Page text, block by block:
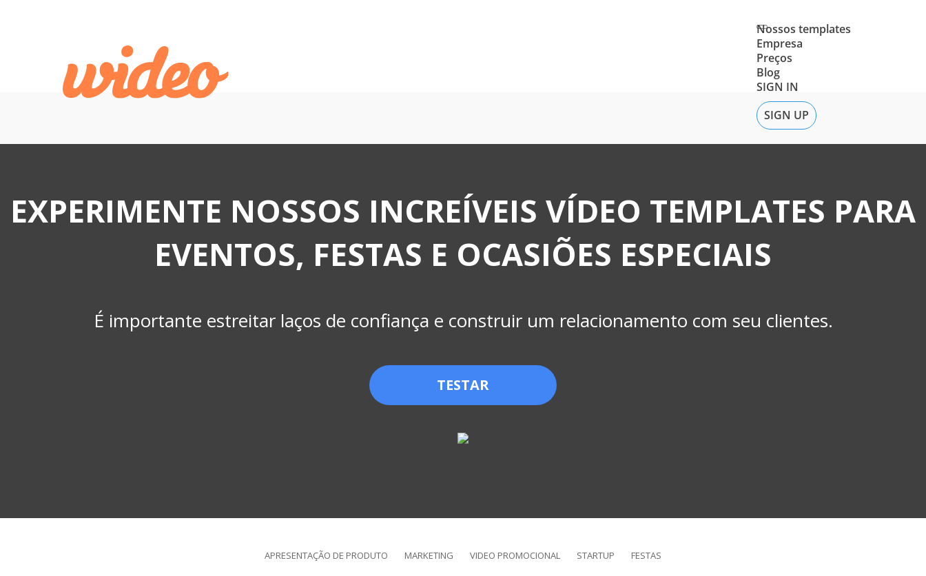
Nossos templates
Empresa
Preços
Blog
SIGN IN
SIGN UP
EXPERIMENTE NOSSOS INCREÍVEIS VÍDEO TEMPLATES PARA
EVENTOS, FESTAS E OCASIÕES ESPECIAIS
É importante estreitar laços de confiança e construir um relacionamento com seu clientes.
TESTAR
APRESENTAÇÃO DE PRODUTO MARKETING VIDEO PROMOCIONAL STARTUP FESTAS